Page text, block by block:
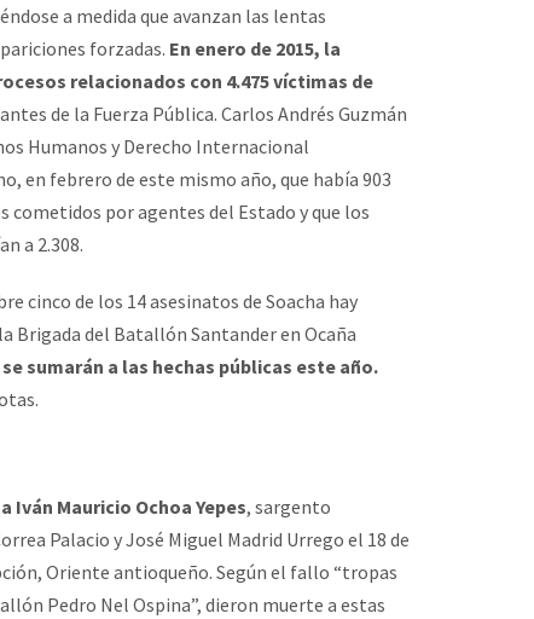
a medida que avanzan las lentas
forzadas. En enero de 2015, la
relacionados con 4.475 víctimas de
de la Fuerza Pública. Carlos Andrés Guzmán
Humanos y Derecho Internacional
en febrero de este mismo año, que había 903
cometidos por agentes del Estado y que los
a 2.308.
cinco de los 14 asesinatos de Soacha hay
Brigada del Batallón Santander en Ocaña
sumarán a las hechas públicas este año.
Iván Mauricio Ochoa Yepes, sargento
Palacio y José Miguel Madrid Urrego el 18 de
Oriente antioqueño. Según el fallo “tropas
Pedro Nel Ospina”, dieron muerte a estas